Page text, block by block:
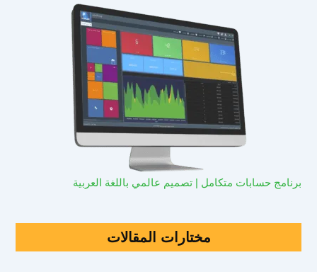
برنامج حسابات متكامل | تصميم عالمي باللغة العربية
مختارات المقالات